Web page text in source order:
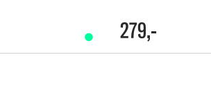
279,-